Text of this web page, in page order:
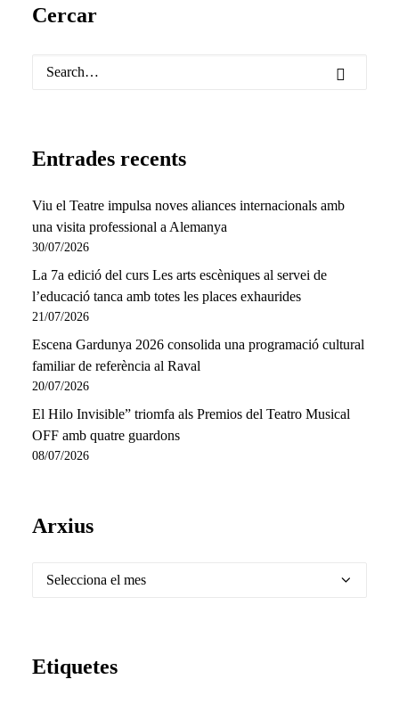
Cercar
Entrades recents
Viu el Teatre impulsa noves aliances internacionals amb
una visita professional a Alemanya
30/07/2026
La 7a edició del curs Les arts escèniques al servei de
l’educació tanca amb totes les places exhaurides
21/07/2026
Escena Gardunya 2026 consolida una programació cultural
familiar de referència al Raval
20/07/2026
El Hilo Invisible” triomfa als Premios del Teatro Musical
OFF amb quatre guardons
08/07/2026
Arxius
Arxius
Etiquetes